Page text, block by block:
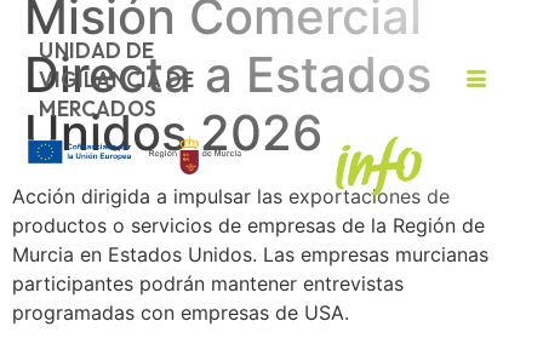
UNIDAD DE
VIGILANCIA DE
MERCADOS
Misión Comercial
Directa a Estados
Unidos 2026
Acción dirigida a impulsar las exportaciones de
productos o servicios de empresas de la Región de
Murcia en Estados Unidos. Las empresas murcianas
participantes podrán mantener entrevistas
programadas con empresas de USA.